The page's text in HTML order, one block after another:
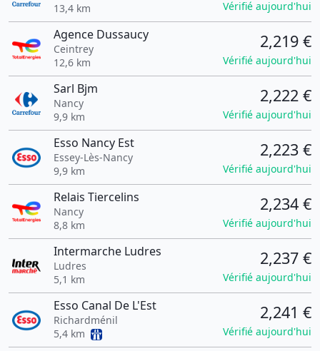
13,4 km
Vérifié aujourd'hui
Agence Dussaucy
Ceintrey
12,6 km
2,219 €
Vérifié aujourd'hui
Sarl Bjm
Nancy
9,9 km
2,222 €
Vérifié aujourd'hui
Esso Nancy Est
Essey-Lès-Nancy
9,9 km
2,223 €
Vérifié aujourd'hui
Relais Tiercelins
Nancy
8,8 km
2,234 €
Vérifié aujourd'hui
Intermarche Ludres
Ludres
5,1 km
2,237 €
Vérifié aujourd'hui
Esso Canal De L'Est
Richardménil
5,4 km
2,241 €
Vérifié aujourd'hui